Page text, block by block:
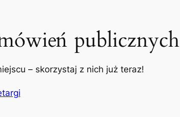
publicznych
– skorzystaj z nich już teraz!